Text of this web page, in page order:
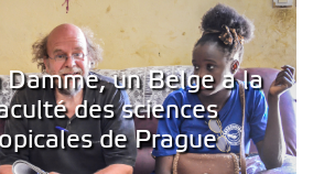
Damme, un Belge a la
des sciences
de Prague